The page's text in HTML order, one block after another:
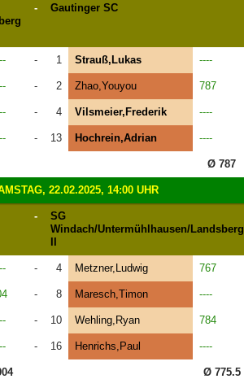
- Gautinger SC
- 1 Strauß,Lukas ----
- 2 Zhao,Youyou 787
- 4 Vilsmeier,Frederik ----
- 13 Hochrein,Adrian ----
Ø 787
22.02.2025, 14:00 UHR
-
SG
Windach/Untermühlhausen/Landsberg
- 4 Metzner,Ludwig 767
- 8 Maresch,Timon ----
- 10 Wehling,Ryan 784
- 16 Henrichs,Paul ----
Ø 775.5